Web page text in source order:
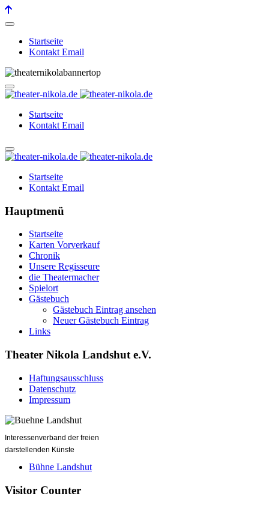
Startseite
Kontakt Email
Startseite
Kontakt Email
Startseite
Kontakt Email
Hauptmenü
Startseite
Karten Vorverkauf
Chronik
Unsere Regisseure
die Theatermacher
Spielort
Gästebuch
Gästebuch Eintrag ansehen
Neuer Gästebuch Eintrag
Links
Theater Nikola Landshut e.V.
Haftungsausschluss
Datenschutz
Impressum
Interessenverband der freien
darstellenden Künste
Bühne Landshut
Visitor Counter